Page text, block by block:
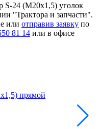
S-24 (М20х1,5) уголок
"Трактора и запчасти".
или отправив заявку по
81 14 или в офисе
прямой